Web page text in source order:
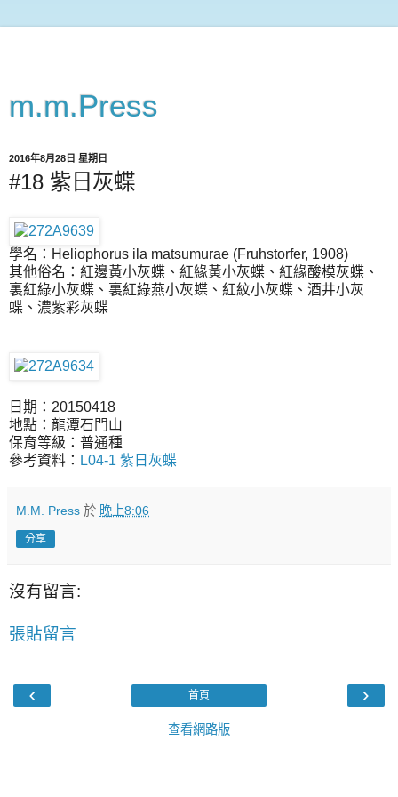
m.m.Press
2016年8月28日 星期日
#18 紫日灰蝶
學名：Heliophorus ila matsumurae (Fruhstorfer, 1908)
其他俗名：紅邊黃小灰蝶、紅緣黃小灰蝶、紅緣酸模灰蝶、
裏紅綠小灰蝶、裏紅綠燕小灰蝶、紅紋小灰蝶、酒井小灰
蝶、濃紫彩灰蝶
日期：20150418
地點：龍潭石門山
保育等級：普通種
參考資料： L04-1 紫日灰蝶
M.M. Press 於 晚上8:06
分享
沒有留言:
張貼留言
‹ ›
首頁
查看網路版